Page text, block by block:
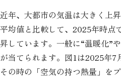
近年、大都市の気温は大きく上
平均値と比較して、2025年時
昇しています。一般に“温暖化”
が当てられます。図1は2025年7
その時の「空気の持つ熱量」を